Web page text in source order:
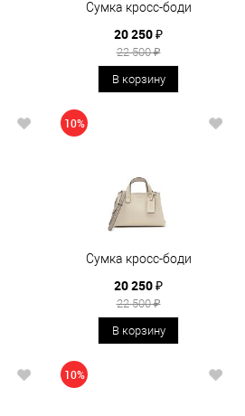
Сумка кросс-боди
20 250 ₽
22 500 ₽
В корзину
10%
Сумка кросс-боди
20 250 ₽
22 500 ₽
В корзину
10%